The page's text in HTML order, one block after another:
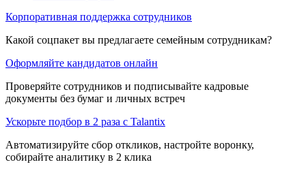
Корпоративная поддержка сотрудников
Какой соцпакет вы предлагаете семейным сотрудникам?
Оформляйте кандидатов онлайн
Проверяйте сотрудников и подписывайте кадровые
документы без бумаг и личных встреч
Ускорьте подбор в 2 раза с Talantix
Автоматизируйте сбор откликов, настройте воронку,
собирайте аналитику в 2 клика